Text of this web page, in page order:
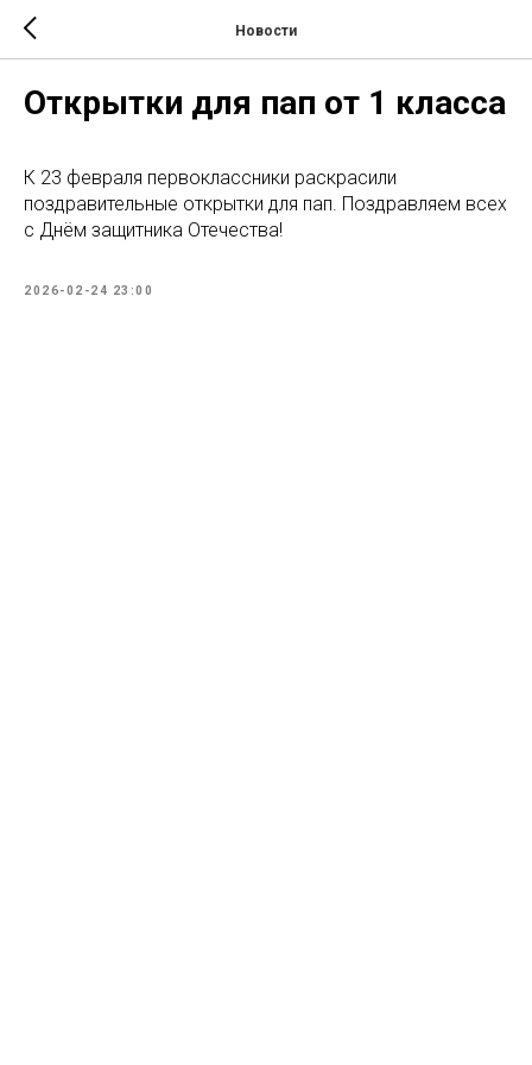
Новости
Открытки для пап от 1 класса
К 23 февраля первоклассники раскрасили
поздравительные открытки для пап. Поздравляем всех
с Днём защитника Отечества!
2026-02-24 23:00